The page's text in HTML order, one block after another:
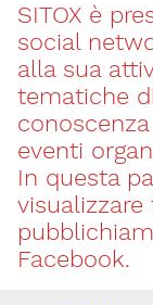
Via Giovanni
20129, Milano
C.F.
P.I.
T. 02-29520311
SITOX è
social
alla sua
tematiche
eventi
In questa
Facebook.